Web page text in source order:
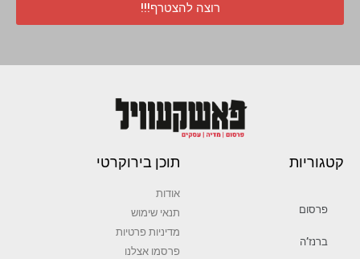
רוצה להצטרף!!!
קטגוריות
פרסום
ברנז’ה
תוכן בירוקרטי
אודות
תנאי שימוש
מדיניות פרטיות
פרסמו אצלנו